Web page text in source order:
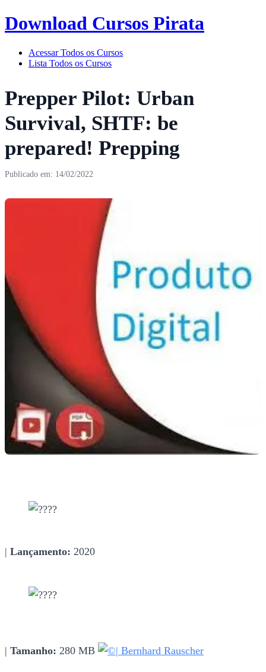
Download Cursos Pirata
Acessar Todos os Cursos
Lista Todos os Cursos
Prepper Pilot: Urban
Survival, SHTF: be
prepared! Prepping
Publicado em: 14/02/2022
| Lançamento: 2020
| Tamanho: 280 MB | Bernhard Rauscher